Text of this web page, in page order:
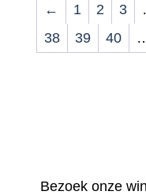
← 1 2 3
38
39 40
Bezoek onze